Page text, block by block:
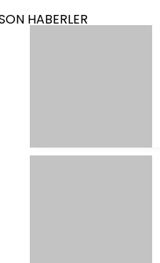
HABERLER